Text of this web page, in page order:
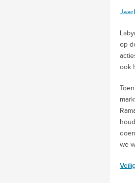
op
ook
we